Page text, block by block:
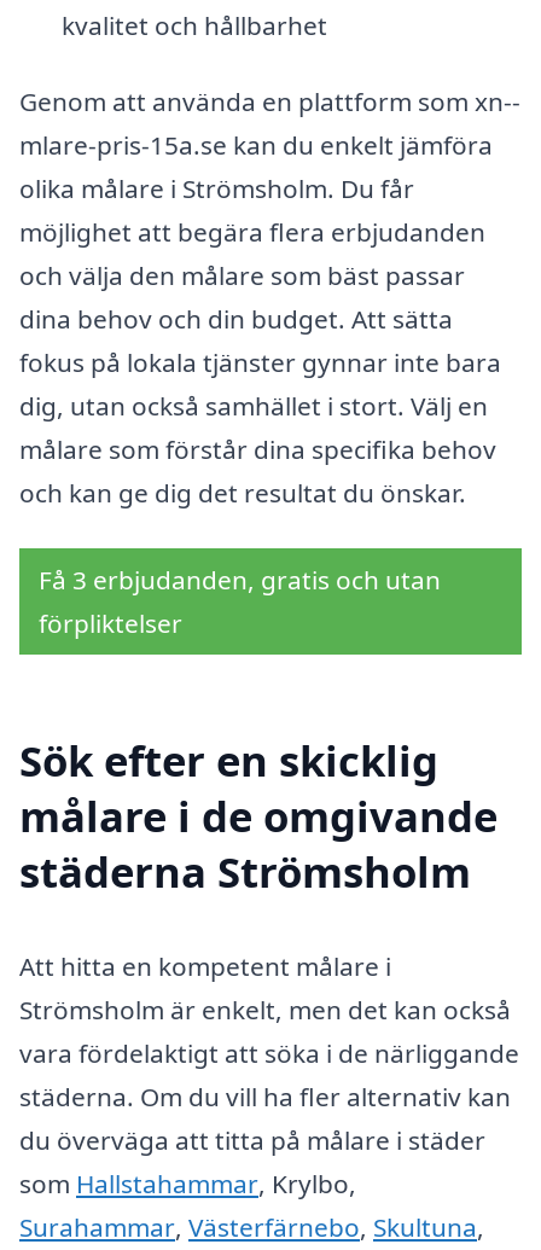
kvalitet och hållbarhet
Genom att använda en plattform som xn--
mlare-pris-15a.se kan du enkelt jämföra
olika målare i Strömsholm. Du får
möjlighet att begära flera erbjudanden
och välja den målare som bäst passar
dina behov och din budget. Att sätta
fokus på lokala tjänster gynnar inte bara
dig, utan också samhället i stort. Välj en
målare som förstår dina specifika behov
och kan ge dig det resultat du önskar.
Få 3 erbjudanden, gratis och utan
förpliktelser
Sök efter en skicklig
målare i de omgivande
städerna Strömsholm
Att hitta en kompetent målare i
Strömsholm är enkelt, men det kan också
vara fördelaktigt att söka i de närliggande
städerna. Om du vill ha fler alternativ kan
du överväga att titta på målare i städer
som Hallstahammar, Krylbo,
Surahammar, Västerfärnebo, Skultuna,